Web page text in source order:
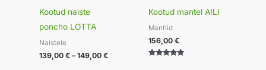
Kootud naiste
poncho LOTTA
Naistele
139,00€ – 149,00€
Kootud mantel AILI
Mantlid
156,00€